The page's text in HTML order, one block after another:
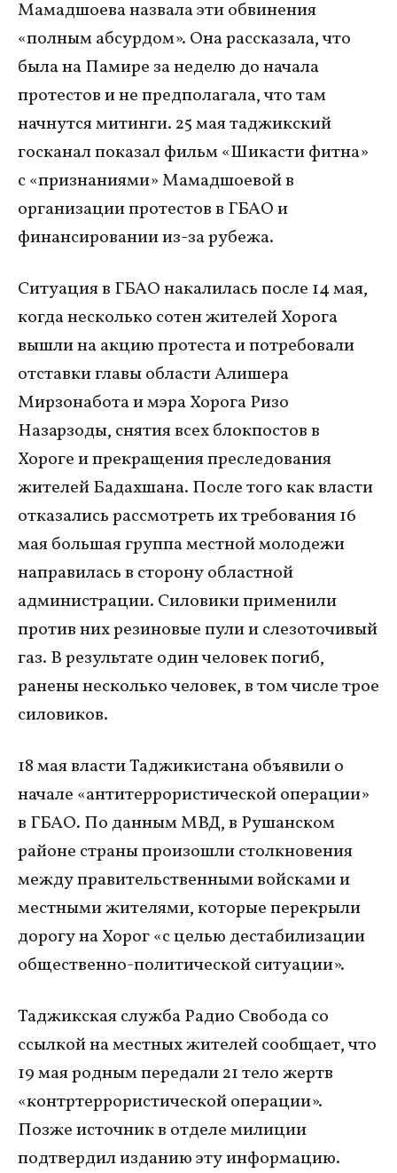
Мамадшоева назвала эти обвинения
«полным абсурдом». Она рассказала, что
была на Памире за неделю до начала
протестов и не предполагала, что там
начнутся митинги. 25 мая таджикский
госканал показал фильм «Шикасти фитна»
с «признаниями» Мамадшоевой в
организации протестов в ГБАО и
финансировании из-за рубежа.
Ситуация в ГБАО накалилась после 14 мая,
когда несколько сотен жителей Хорога
вышли на акцию протеста и потребовали
отставки главы области Алишера
Мирзонабота и мэра Хорога Ризо
Назарзоды, снятия всех блокпостов в
Хороге и прекращения преследования
жителей Бадахшана. После того как власти
отказались рассмотреть их требования 16
мая большая группа местной молодежи
направилась в сторону областной
администрации. Силовики применили
против них резиновые пули и слезоточивый
газ. В результате один человек погиб,
ранены несколько человек, в том числе трое
силовиков.
18 мая власти Таджикистана объявили о
начале «антитеррористической операции»
в ГБАО. По данным МВД, в Рушанском
районе страны произошли столкновения
между правительственными войсками и
местными жителями, которые перекрыли
дорогу на Хорог «с целью дестабилизации
общественно-политической ситуации».
Таджикская служба Радио Свобода со
ссылкой наместных жителей сообщает, что
19 мая родным передали 21 тело жертв
«контртеррористической операции».
Позже источник в отделе милиции
подтвердил изданию эту информацию.